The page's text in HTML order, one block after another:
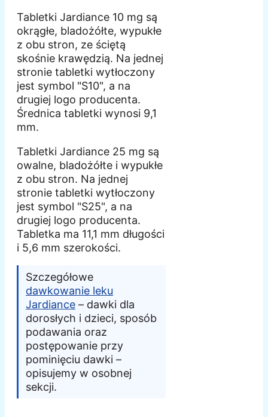
Tabletki Jardiance 10 mg są
okrągłe, bladożółte, wypukłe
z obu stron, ze ściętą
skośnie krawędzią. Na jednej
stronie tabletki wytłoczony
jest symbol "S10", a na
drugiej logo producenta.
Średnica tabletki wynosi 9,1
mm.
Tabletki Jardiance 25 mg są
owalne, bladożółte i wypukłe
z obu stron. Na jednej
stronie tabletki wytłoczony
jest symbol "S25", a na
drugiej logo producenta.
Tabletka ma 11,1 mm długości
i 5,6 mm szerokości.
Szczegółowe
dawkowanie leku
Jardiance – dawki dla
dorosłych i dzieci, sposób
podawania oraz
postępowanie przy
pominięciu dawki –
opisujemy w osobnej
sekcji.